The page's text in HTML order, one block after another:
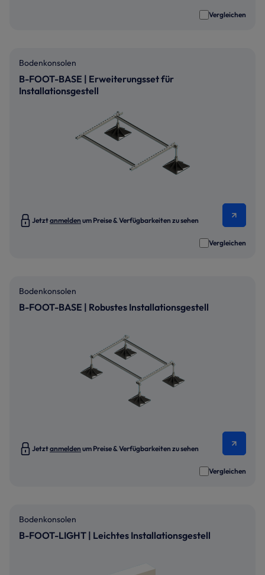
Vergleichen
Bodenkonsolen
B-FOOT-BASE | Erweiterungsset für
Installationsgestell
Jetztanmelden um Preise & Verfügbarkeiten zu sehen
Vergleichen
Bodenkonsolen
B-FOOT-BASE | Robustes Installationsgestell
Jetztanmelden um Preise & Verfügbarkeiten zu sehen
Vergleichen
Bodenkonsolen
B-FOOT-LIGHT | Leichtes Installationsgestell